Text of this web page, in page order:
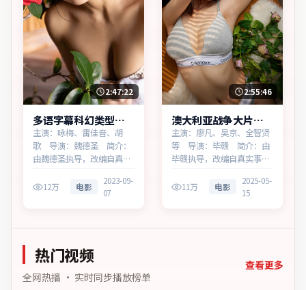
2:47:22
多语字幕科幻类型白
昼追缉无广告观看
主演：咏梅、雷佳音、胡
歌 导演：魏德圣 简介：
由魏德圣执导，改编自真实
幻作品。在记忆与现实的裂
缝中，叙事围绕人物抉择与
观赏性与现实意义。
12万 电影
2023-09-
07
2:55:46
澳大利亚战争大片暗
夜边界高清完整在线
主演：廖凡、吴京、全智贤
等 导演：毕赣 简介：由
毕赣执导，改编自真实事
作品。在一座滨海工业城
市，叙事围绕人物抉择与时
11万 电影
2025-05-
15
热门视频
全网热播 · 实时同步播放榜单
查看更多